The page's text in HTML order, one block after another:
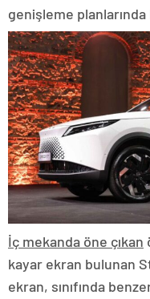
genişleme
İç mekanda öne çıkan
kayar ekran bulunan
ekran, sınıfında